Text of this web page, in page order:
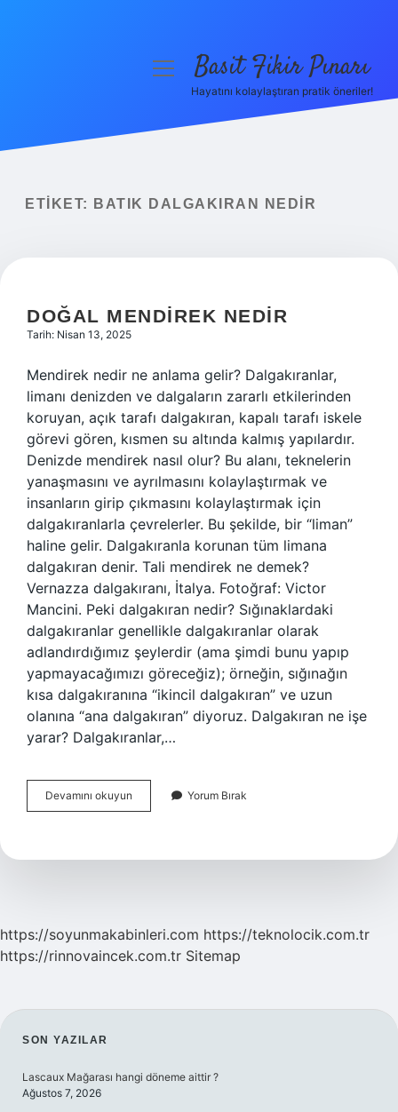
Yasal Uyarı
menüyüBasit Fikir Pınarı
Hayatını kolaylaştıran pratik öneriler!
ETIKET: BATIK DALGAKIRAN NEDIR
DOĞAL MENDIREK NEDIR
Tarih: Nisan 13, 2025
Mendirek nedir ne anlama gelir? Dalgakıranlar,
limanı denizden ve dalgaların zararlı etkilerinden
koruyan, açık tarafı dalgakıran, kapalı tarafı iskele
görevi gören, kısmen su altında kalmış yapılardır.
Denizde mendirek nasıl olur? Bu alanı, teknelerin
yanaşmasını ve ayrılmasını kolaylaştırmak ve
insanların girip çıkmasını kolaylaştırmak için
dalgakıranlarla çevrelerler. Bu şekilde, bir “liman”
haline gelir. Dalgakıranla korunan tüm limana
dalgakıran denir. Tali mendirek ne demek?
Vernazza dalgakıranı, İtalya. Fotoğraf: Victor
Mancini. Peki dalgakıran nedir? Sığınaklardaki
dalgakıranlar genellikle dalgakıranlar olarak
adlandırdığımız şeylerdir (ama şimdi bunu yapıp
yapmayacağımızı göreceğiz); örneğin, sığınağın
kısa dalgakıranına “ikincil dalgakıran” ve uzun
olanına “ana dalgakıran” diyoruz. Dalgakıran ne işe
yarar? Dalgakıranlar,…
Devamını okuyun
Mendirek
Yorum Bırak
https://soyunmakabinleri.com https://teknolocik.com.tr
https://rinnovaincek.com.tr Sitemap
SIDEBAR
SON YAZILAR
Lascaux Mağarası hangi döneme aittir ?
Ağustos 7, 2026